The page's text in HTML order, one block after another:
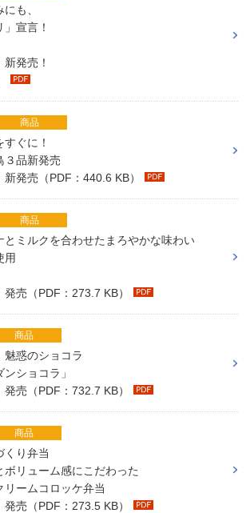
も、
宣言！
発売！
商品
ぐに！
３品新発売
発売（PDF：440.6 KB）
商品
とミルクを合わせたまろやかな味わい
用
売（PDF：273.7 KB）
商品
魅惑のショコラ
ンショコラ」
売（PDF：732.7 KB）
商品
くり弁当
リューム感にこだわった
ームコロッケ弁当
売（PDF：273.5 KB）